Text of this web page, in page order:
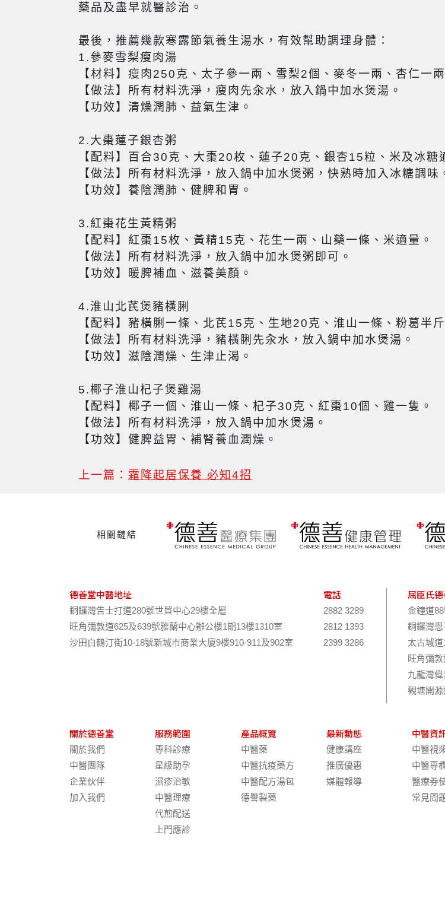
藥品及盡早就醫診治。
最後，推薦幾款寒露節氣養生湯水，有效幫助調理身體：
1.參麥雪梨瘦肉湯
【材料】瘦肉250克、太子參一兩、雪梨2個、麥冬一兩、杏仁一兩
【做法】所有材料洗淨，瘦肉先汆水，放入鍋中加水煲湯。
【功效】清燥潤肺、益氣生津。
2.大棗蓮子銀杏粥
【配料】百合30克、大棗20枚、蓮子20克、銀杏15粒、米及冰糖
【做法】所有材料洗淨，放入鍋中加水煲粥，快熟時加入冰糖調味
【功效】養陰潤肺、健脾和胃。
3.紅棗花生黃精粥
【配料】紅棗15枚、黃精15克、花生一兩、山藥一條、米適量。
【做法】所有材料洗淨，放入鍋中加水煲粥即可。
【功效】暖脾補血、滋養美顏。
4.淮山北芪煲豬橫脷
【配料】豬橫脷一條、北芪15克、生地20克、淮山一條、粉葛半斤
【做法】所有材料洗淨，豬橫脷先汆水，放入鍋中加水煲湯。
【功效】滋陰潤燥、生津止渴。
5.椰子淮山杞子煲雞湯
【配料】椰子一個、淮山一條、杞子30克、紅棗10個、雞一隻。
【做法】所有材料洗淨，放入鍋中加水煲湯。
【功效】健脾益胃、補腎養血潤燥。
上一篇： 霜降起居保養 必知4招
相關鏈結
德善堂中醫地址 電話
銅鑼灣告士打道280號世貿中心29樓全層
2882 3289
旺角彌敦道625及639號雅蘭中心辦公樓1期13樓1310室
2812 1393
沙田白鶴汀街10-18號新城市商業大廈9樓910-911及902室
2399 3286
屈臣氏
金鐘道
銅鑼灣
太古城
旺角彌
九龍灣
觀塘開
關於德善堂
關於我們
中醫團隊
企業伙伴
加入我們
服務範圍
專科診療
星級助孕
濕疹治敏
中醫理療
代煎配送
上門應診
產品概覽
中醫藥
中醫抗疫藥方
中醫配方湯包
德譽製藥
最新動態
健康講座
推廣優惠
媒體報導
中醫資
中醫視
中醫專
醫療券
常見問